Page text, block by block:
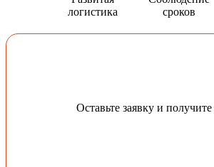
логистика
сроков
Оставьте заявку и